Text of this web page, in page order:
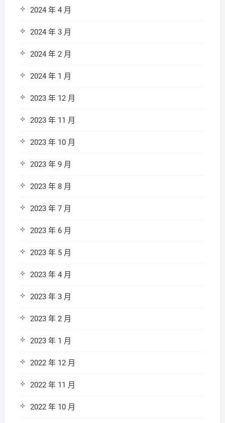
2024 年 4 月
2024 年 3 月
2024 年 2 月
2024 年 1 月
2023 年 12 月
2023 年 11 月
2023 年 10 月
2023 年 9 月
2023 年 8 月
2023 年 7 月
2023 年 6 月
2023 年 5 月
2023 年 4 月
2023 年 3 月
2023 年 2 月
2023 年 1 月
2022 年 12 月
2022 年 11 月
2022 年 10 月